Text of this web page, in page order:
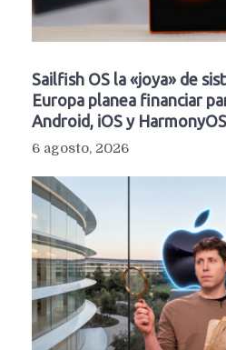
Sailfish OS la «joya» de
Europa planea financiar
Android, iOS y HarmonyOS
6 agosto, 2026